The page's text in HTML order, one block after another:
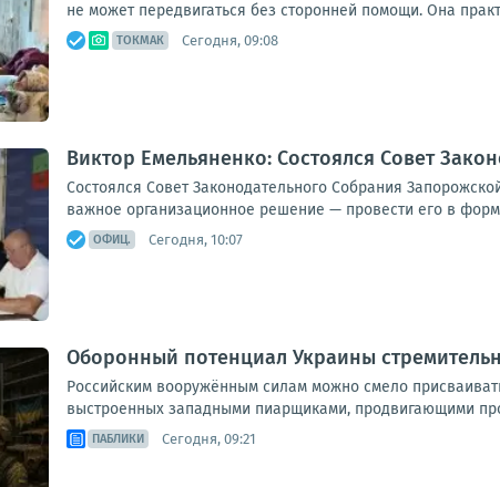
не может передвигаться без сторонней помощи. Она
ТОКМАК Сегодня, 09:08
Виктор Емельяненко: Состоялся Совет
Состоялся Совет Законодательного Собрания
важное организационное решение — провести его в
ОФИЦ. Сегодня, 10:07
Оборонный потенциал Украины
Российским вооружённым силам можно смело
выстроенных западными пиарщиками, продвигающими
ПАБЛИКИ Сегодня, 09:21